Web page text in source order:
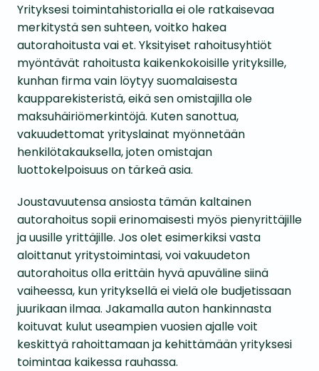
Yrityksesi toimintahistorialla ei ole ratkaisevaa
merkitystä sen suhteen, voitko hakea
autorahoitusta vai et. Yksityiset rahoitusyhtiöt
myöntävät rahoitusta kaikenkokoisille yrityksille,
kunhan firma vain löytyy suomalaisesta
kaupparekisteristä, eikä sen omistajilla ole
maksuhäiriömerkintöjä. Kuten sanottua,
vakuudettomat yrityslainat myönnetään
henkilötakauksella, joten omistajan
luottokelpoisuus on tärkeä asia.
Joustavuutensa ansiosta tämän kaltainen
autorahoitus sopii erinomaisesti myös pienyrittäjille
ja uusille yrittäjille. Jos olet esimerkiksi vasta
aloittanut yritystoimintasi, voi vakuudeton
autorahoitus olla erittäin hyvä apuväline siinä
vaiheessa, kun yrityksellä ei vielä ole budjetissaan
juurikaan ilmaa. Jakamalla auton hankinnasta
koituvat kulut useampien vuosien ajalle voit
keskittyä rahoittamaan ja kehittämään yrityksesi
toimintaa kaikessa rauhassa.